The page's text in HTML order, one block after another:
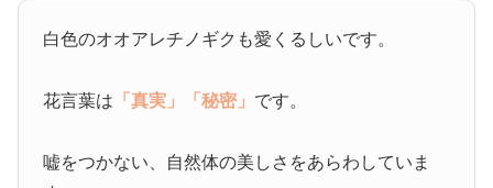
白色のオオアレチノギクも愛くるしいです。
花言葉は 「真実」 「秘密」 です。
嘘をつかない、自然体の美しさをあらわしていま